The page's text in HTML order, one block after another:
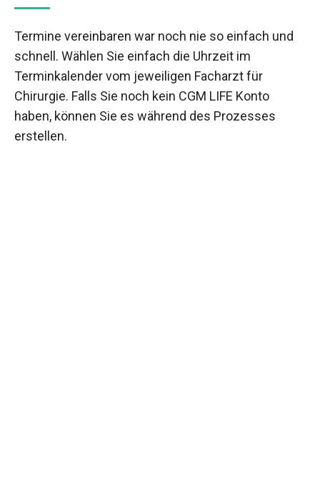
Termine vereinbaren war noch nie so einfach und
schnell. Wählen Sie einfach die Uhrzeit im
Terminkalender vom jeweiligen Facharzt für
Chirurgie. Falls Sie noch kein CGM LIFE Konto
haben, können Sie es während des Prozesses
erstellen.